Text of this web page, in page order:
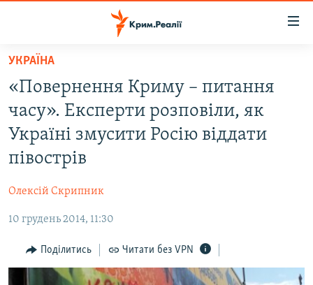
Перейти
основного
матеріалу
Перейти
до
основної
Перейти
до
ВОДА.КРИМ
ВІДЕО ТА ФОТО
ПОЛІТИКА
ІНТЕРВ'Ю
ВСЕ ЗА ДЕНЬ
СПЕЦПРОЕКТИ
УКРАЇНА
«Повернення Криму – питання
часу». Експерти розповіли, як
Україні змусити Росію віддати
півострів
Олексій Скрипник
10 грудень 2014, 11:30
Поділитись Читати без VPN